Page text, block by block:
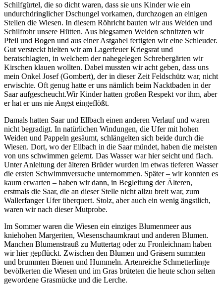
Schilfgürtel, die so dicht waren, dass sie uns Kinder wie ein
undurchdringlicher Dschungel vorkamen, durchzogen an einigen
Stellen die Wiesen. In diesem Röhricht bauten wir aus Weiden und
Schilfrohr unsere Hütten. Aus biegsamen Weiden schnitzten wir
Pfeil und Bogen und aus einer Astgabel fertigten wir eine Schleuder.
Gut versteckt hielten wir am Lagerfeuer Kriegsrat und
beratschlagten, in welchem der nahegelegen Schrebergärten wir
Kirschen klauen wollten. Dabei mussten wir acht geben, dass uns
mein Onkel Josef (Gombert), der in dieser Zeit Feldschütz war, nicht
erwischte. Oft genug hatte er uns nämlich beim Nacktbaden in der
Saar aufgescheucht.Wir Kinder hatten großen Respekt vor ihm, aber
er hat er uns nie Angst eingeflößt.
Damals hatten Saar und Ellbach einen anderen Verlauf und waren
nicht begradigt. In natürlichen Windungen, die Ufer mit hohen
Weiden und Pappeln gesäumt, schlängelten sich beide durch die
Wiesen. Dort, wo der Ellbach in die Saar mündet, haben die meisten
von uns schwimmen gelernt. Das Wasser war hier seicht und flach.
Unter Anleitung der älteren Brüder wurden im etwas tieferen Wasser
die ersten Schwimmversuche unternommen. Später – wir konnten es
kaum erwarten – haben wir dann, in Begleitung der Älteren,
erstmals die Saar, die an dieser Stelle nicht allzu breit war, zum
Wallerfanger Ufer überquert. Stolz, aber auch ein wenig ängstlich,
waren wir nach dieser Mutprobe.
Im Sommer waren die Wiesen ein einziges Blumenmeer aus
kniehohen Margeriten, Wiesenschaumkraut und anderen Blumen.
Manchen Blumenstrauß zu Muttertag oder zu Fronleichnam haben
wir hier gepflückt. Zwischen den Blumen und Gräsern summten
und brummten Bienen und Hummeln. Artenreiche Schmetterlinge
bevölkerten die Wiesen und im Gras brüteten die heute schon selten
gewordene Grasmücke und die Lerche.